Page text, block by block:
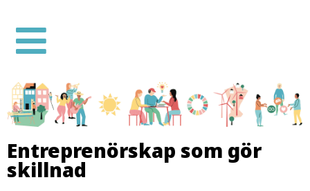
Entreprenörskap som gör
skillnad